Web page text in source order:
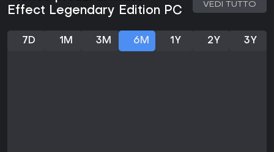
Effect Legendary Edition PC
VEDI TUTTO
7D 1M 3M 6M 1Y 2Y 3Y